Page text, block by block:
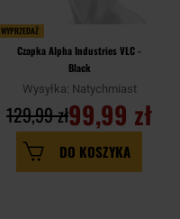
WYPRZEDAŻ
Czapka Alpha Industries VLC -
Black
Wysyłka: Natychmiast
99,99 zł
129,99 zł
DO KOSZYKA